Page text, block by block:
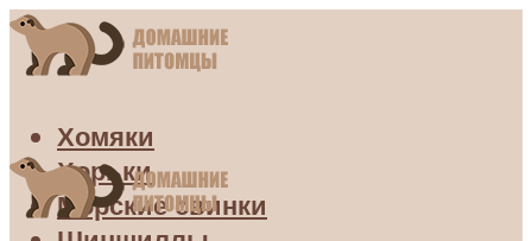
Хомяки
Хорьки
Морские свинки